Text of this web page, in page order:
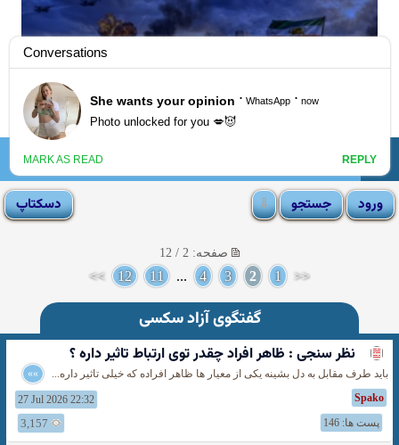
انجمن لوتی ☰
صفحه: 2 / 12
<<
1
2
3
4
...
11
12
>>
گفتگوی آزاد سکسی
نظر سنجی : ظاهر افراد چقدر توی ارتباط تاثیر داره ؟
باید طرف مقابل به دل بشینه یکی از معیار ها ظاهر افراده که خیلی تاثیر داره... »»
Spako
27 Jul 2026 22:32
پست ها: 146
3,157